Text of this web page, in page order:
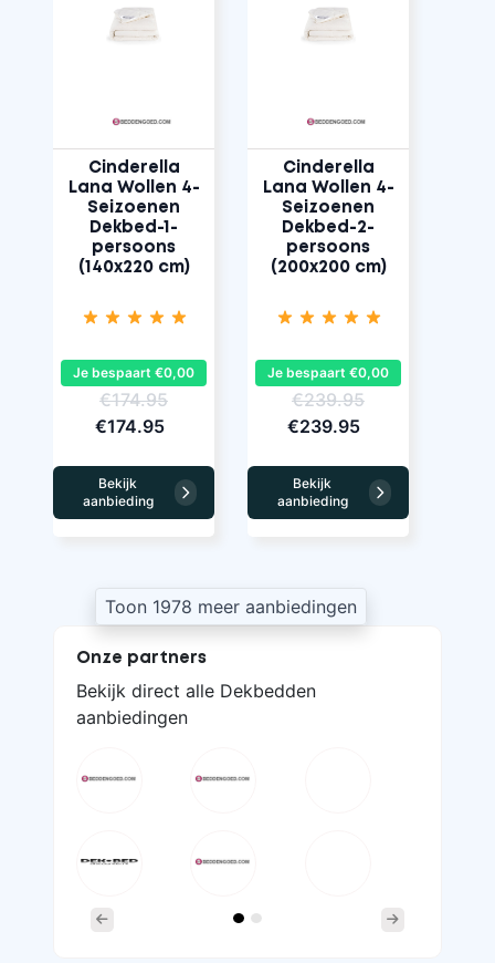
Cinderella
Lana Wollen 4-
Seizoenen
Dekbed-1-
persoons
(140x220 cm)
Je bespaart €0,00
€174.95
€174.95
Bekijk
aanbieding
Cinderella
Lana Wollen 4-
Seizoenen
Dekbed-2-
persoons
(200x200 cm)
Je bespaart €0,00
€239.95
€239.95
Bekijk
aanbieding
Toon 1978 meer aanbiedingen
Onze partners
Bekijk direct alle Dekbedden
aanbiedingen
Previous Next